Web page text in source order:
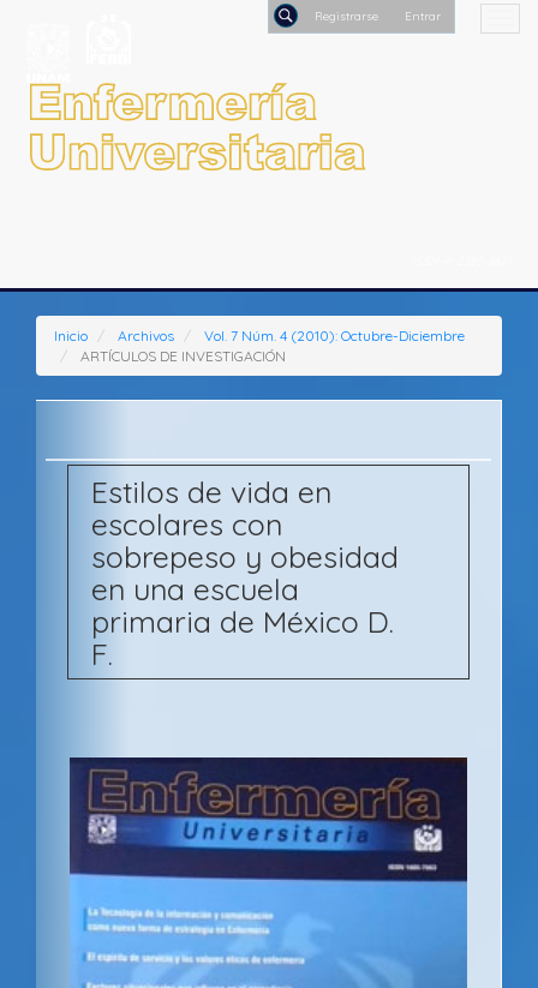
contenido
página
lateral
Inicio Archivos
Vol. 7 Núm. 4 (2010): Octubre-Diciembre
ARTÍCULOS DE INVESTIGACIÓN
Estilos de vida en
escolares con
sobrepeso y obesidad
en una escuela
primaria de México D.
F.
B
a
a